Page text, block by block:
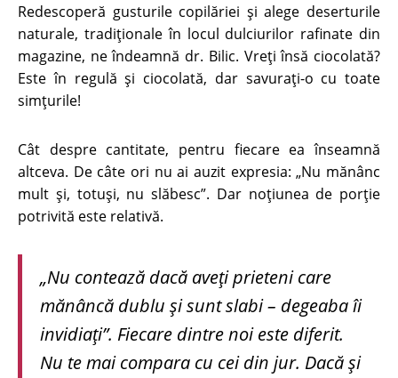
Redescoperă gusturile copilăriei și alege deserturile
naturale, tradiționale în locul dulciurilor rafinate din
magazine, ne îndeamnă dr. Bilic. Vreți însă ciocolată?
Este în regulă și ciocolată, dar savurați-o cu toate
simțurile!
Cât despre cantitate, pentru fiecare ea înseamnă
altceva. De câte ori nu ai auzit expresia: „Nu mănânc
mult și, totuși, nu slăbesc”. Dar noțiunea de porție
potrivită este relativă.
„Nu contează dacă aveți prieteni care
mănâncă dublu și sunt slabi – degeaba îi
invidiați”. Fiecare dintre noi este diferit.
Nu te mai compara cu cei din jur. Dacă și